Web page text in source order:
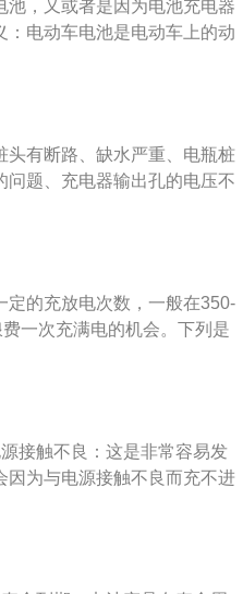
池，又或者是因为电池充电器
：电动车电池是电动车上的动
蓄电池成本低，性价比高。
池、胶体铅酸蓄电池、镍氢
头有断路、缺水严重、电瓶桩
问题、充电器输出孔的电压不
是电池的一种，也叫蓄电
池。简介：电瓶，是指放电
定的充放电次数，一般在350-
一次充满电的机会。下列是
电源为动力，用电机驱动车
种类：纯电动汽车(BEV)、混
接触不良：这是非常容易发
为与电源接触不良而充不进
，重新插上，保证接触无碍
，要仔细回想一下，从购买
是已经超过年限，那么要及